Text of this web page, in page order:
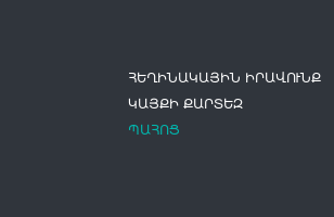
ՀԵՂԻՆԱԿԱՅԻՆ ԻՐԱՎՈՒՆՔ
ԿԱՅՔԻ ՔԱՐՏԵԶ
ՊԱՀՈՑ